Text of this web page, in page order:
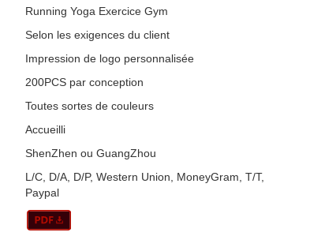
Running Yoga Exercice Gym
Selon les exigences du client
Impression de logo personnalisée
200PCS par conception
Toutes sortes de couleurs
Accueilli
ShenZhen ou GuangZhou
L/C, D/A, D/P, Western Union, MoneyGram, T/T,
Paypal